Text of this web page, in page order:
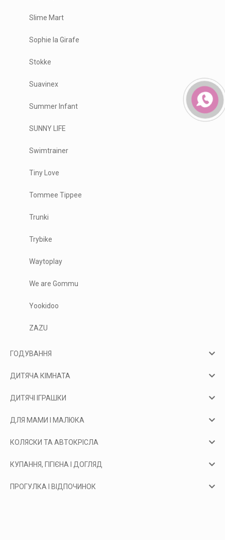
Slime Mart
Sophie la Girafe
Stokke
Suavinex
Summer Infant
SUNNY LIFE
Swimtrainer
Tiny Love
Tommee Tippee
Trunki
Trybike
Waytoplay
We are Gommu
Yookidoo
ZAZU
ГОДУВАННЯ
ДИТЯЧА КІМНАТА
ДИТЯЧІ ІГРАШКИ
ДЛЯ МАМИ І МАЛЮКА
КОЛЯСКИ ТА АВТОКРІСЛА
КУПАННЯ, ГІГІЄНА І ДОГЛЯД
ПРОГУЛКА І ВІДПОЧИНОК